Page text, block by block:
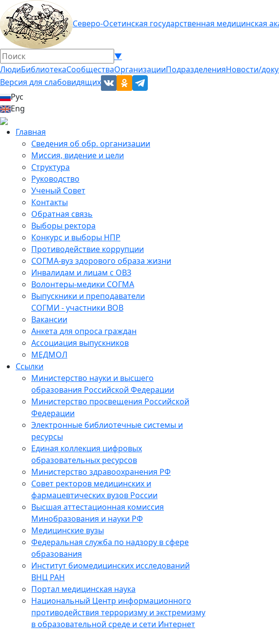
Северо-Осетинская государственная медицинская
▼
ЛюдиБиблиотекаСообществаОрганизацииПодразделенияНовости/
Версия для слабовидящих
Рус
Eng
Главная
Сведения об обр. организации
Миссия, видение и цели
Структура
Руководство
Ученый Совет
Контакты
Обратная связь
Выборы ректора
Конкурс и выборы НПР
Противодействие коррупции
СОГМА-вуз здорового образа жизни
Инвалидам и лицам с ОВЗ
Волонтеры-медики СОГМА
Выпускники и преподаватели
СОГМИ - участники ВОВ
Вакансии
Анкета для опроса граждан
Ассоциация выпускников
МЕДМОЛ
Ссылки
Министерство науки и высшего
образования Российской Федерации
Министерство просвещения Российской
Федерации
Электронные библиотечные системы и
ресурсы
Единая коллекция цифровых
образовательных ресурсов
Министерство здравоохранения РФ
Совет ректоров медицинских и
фармацевтических вузов России
Высшая аттестационная комиссия
Минобразования и науки РФ
Медицинские вузы
Федеральная служба по надзору в сфере
образования
Институт биомедицинских исследований
ВНЦ РАН
Портал медицинская наука
Национальный Центр информационного
противодействия терроризму и экстремизму
в образовательной среде и сети Интернет